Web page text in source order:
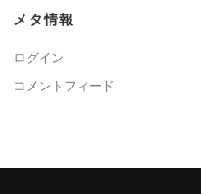
メタ情報
ログイン
コメントフィード